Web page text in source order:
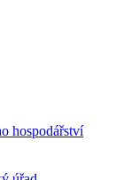
hospodářství